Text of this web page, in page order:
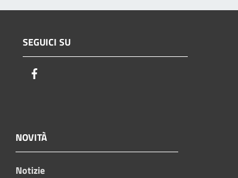
SEGUICI SU
NOVITÀ
Notizie